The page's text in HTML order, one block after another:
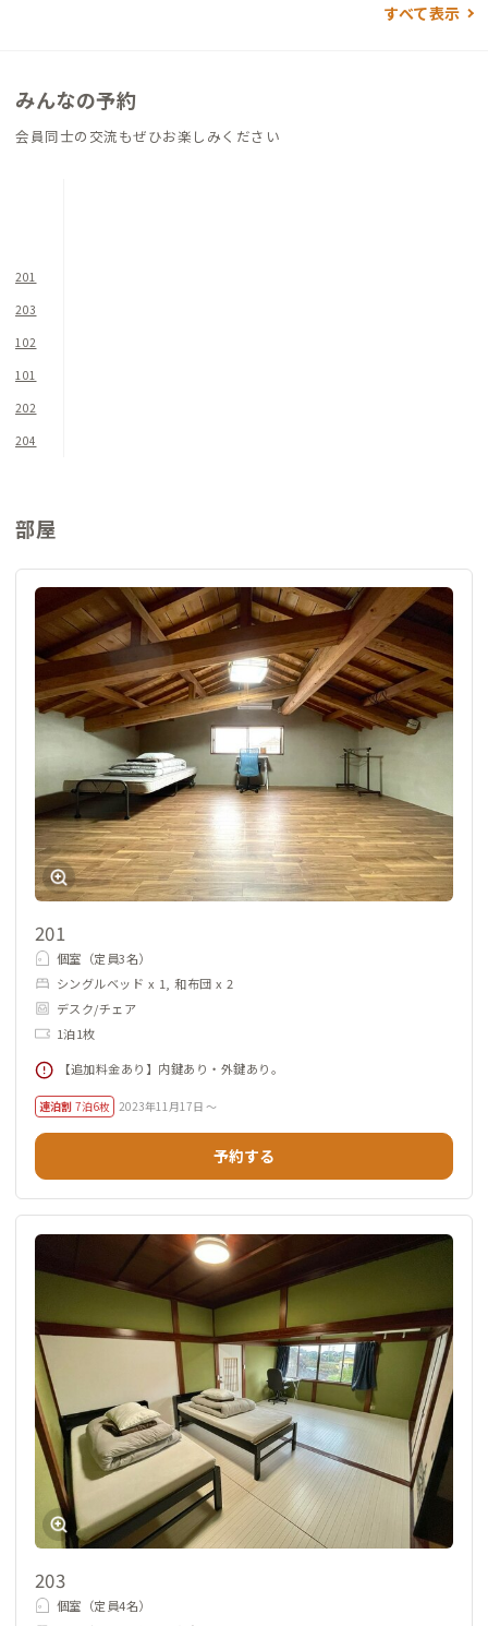
ができるマシンが揃っているので、仕事終わりのリフレッシュに
に楽しむことができます。釣竿の貸し出し希望の方は、家守ま
で。
めたいという方まで存分に料理やお菓子作りをすることが可能
です。
折り畳み自転車の無料貸し出しを行っているので、ちょっとした
買い物やお出かけにご利用ください。南は雨晴を通って高岡方
面、北は能登半島を回ったりと観光にもオススメです。また、家
のすぐ脇がサイクリングロードになっているので、海風を切りな
専用ベッドやシェアハウスへのご入居も随時募集しております。
お気軽に家守までご相談ください。
すべて表示
みんなの予約
会員同士の交流もぜひお楽しみください
201
203
102
101
202
204
部屋
201
個室（定員3名）
シングルベッド x 1, 和布団 x 2
デスク/チェア
1泊1枚
【追加料金あり】内鍵あり・外鍵あり。
連泊割 7泊6枚 2023年11月17日 ～
予約する
203
個室（定員4名）